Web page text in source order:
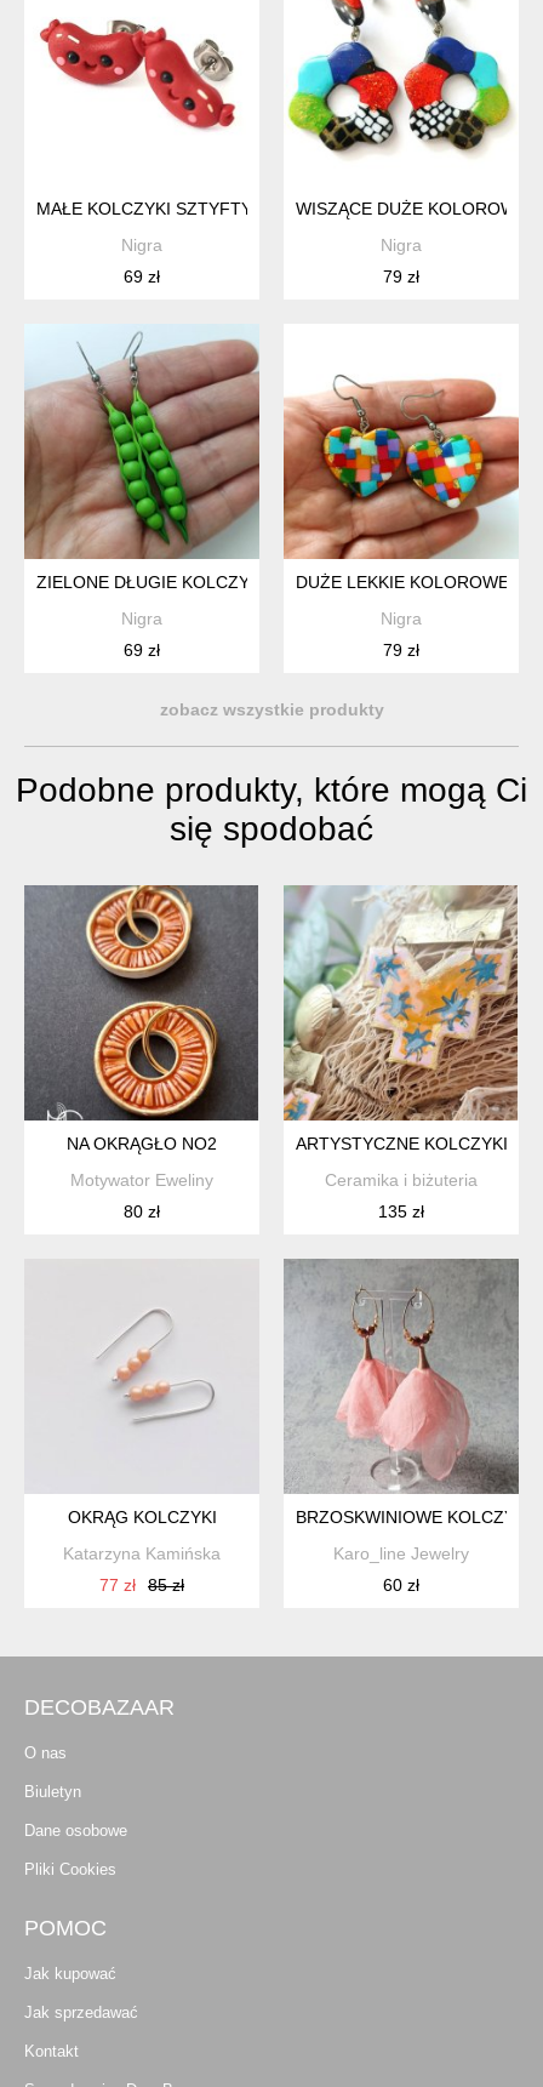
MAŁE KOLCZYKI SZTYFTY KIEŁBASKI KAWAII
Nigra
69 zł
WISZĄCE DUŻE KOLOROWE
Nigra
79 zł
ZIELONE DŁUGIE KOLCZYKI ZIELONY GROSZEK
Nigra
69 zł
DUŻE LEKKIE KOLOROWE
Nigra
79 zł
zobacz wszystkie produkty
Podobne produkty, które mogą Ci
się spodobać
NA OKRĄGŁO NO2
Motywator Eweliny
80 zł
ARTYSTYCZNE KOLCZYKI Z
Ceramika i biżuteria
135 zł
OKRĄG KOLCZYKI
Katarzyna Kamińska
77 zł
85 zł
BRZOSKWINIOWE KOLCZYKI
Karo_line Jewelry
60 zł
DECOBAZAAR
O nas
Biuletyn
Dane osobowe
Pliki Cookies
POMOC
Jak kupować
Jak sprzedawać
Kontakt